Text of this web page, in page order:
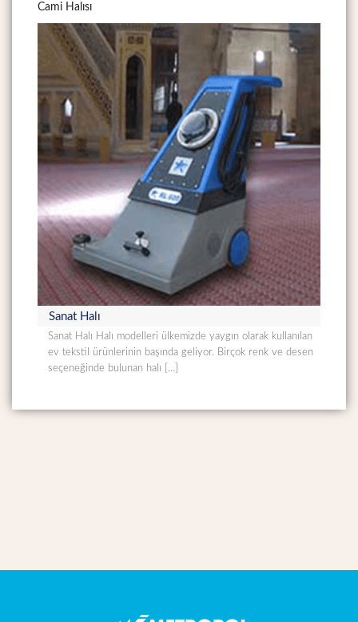
Cami Halısı
Sanat Halı
Sanat Halı Halı modelleri ülkemizde yaygın olarak kullanılan
ev tekstil ürünlerinin başında geliyor. Birçok renk ve desen
seçeneğinde bulunan halı […]